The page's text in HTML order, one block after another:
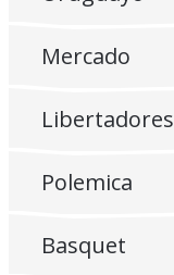
Mercado
Libertadores
Polemica
Basquet